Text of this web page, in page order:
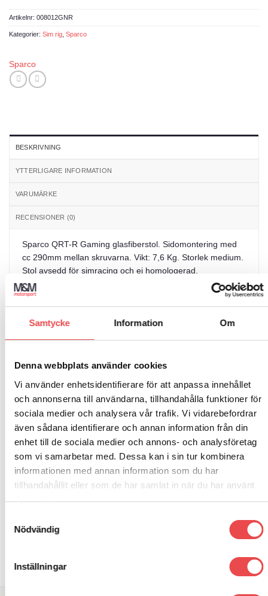
Samtycke Information Om
Denna webbplats använder cookies
Vi använder enhetsidentifierare för att anpassa innehållet
och annonserna till användarna, tillhandahålla funktioner för
sociala medier och analysera vår trafik. Vi vidarebefordrar
även sådana identifierare och annan information från din
enhet till de sociala medier och annons- och analysföretag
som vi samarbetar med. Dessa kan i sin tur kombinera
informationen med annan information som du har
tillhandahållit eller som de har samlat in när du har använt
deras tjänster.
Nödvändig
Inställningar
Artikelnr: 008012GNR
Kategorier: Sim rig Sparco
Sparco
BESKRIVNING
YTTERLIGARE INFORMATION
VARUMÄRKE
RECENSIONER (0)
Sparco QRT-R Gaming glasfiberstol. Sidomontering med
cc 290mm mellan skruvarna. Vikt: 7,6 Kg. Storlek medium.
Stol avsedd för simracing och ej homologerad.
Add to
Art.nr: G0328011GNR
Racingsimulator Evolve GT-R
13 495
LÄGG TILL I VARUKORG
Add to
Art.nr: 081988NRRS
Racingsimulator Evolve GT-R
Frame
6 200kr